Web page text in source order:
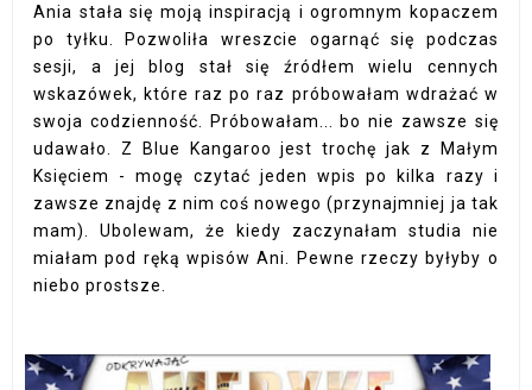
Ania stała się moją inspiracją i ogromnym kopaczem
po tyłku. Pozwoliła wreszcie ogarnąć się podczas
sesji, a jej blog stał się źródłem wielu cennych
wskazówek, które raz po raz próbowałam wdrażać w
swoja codzienność. Próbowałam... bo nie zawsze się
udawało. Z Blue Kangaroo jest trochę jak z Małym
Księciem - mogę czytać jeden wpis po kilka razy i
zawsze znajdę z nim coś nowego (przynajmniej ja tak
mam). Ubolewam, że kiedy zaczynałam studia nie
miałam pod ręką wpisów Ani. Pewne rzeczy byłyby o
niebo prostsze.